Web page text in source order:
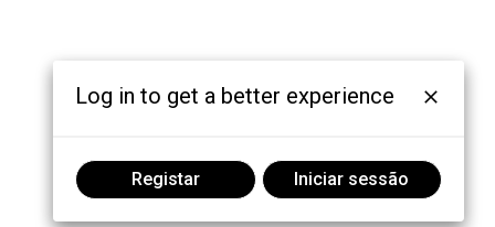
Log in to get a better experience
Registar Iniciar sessão